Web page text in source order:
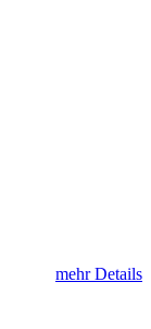
mehr Details